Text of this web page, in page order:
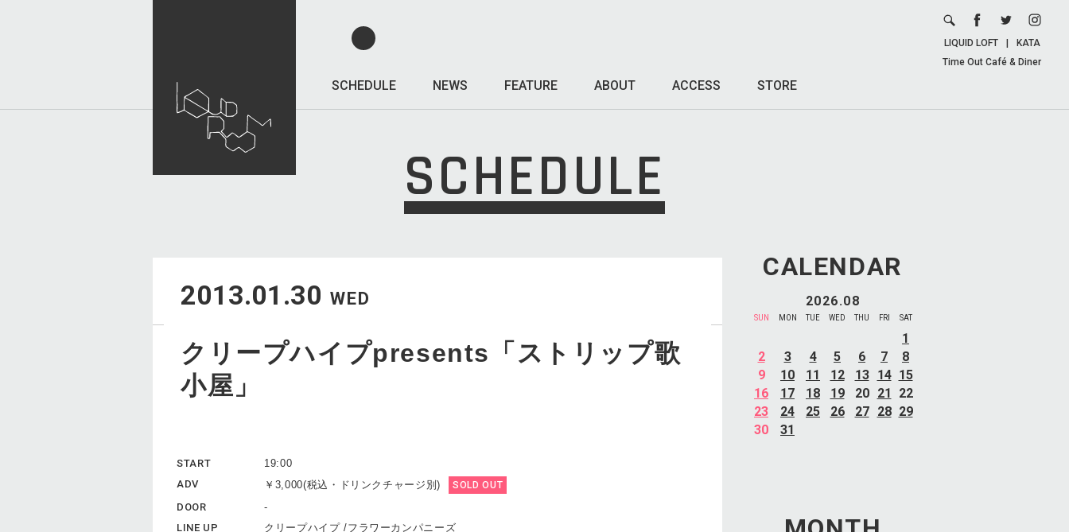
SCHEDULE NEWS FEATURE ABOUT ACCESS STORE
LIQUID LOFT
KATA
Time Out Café & Diner
SCHEDULE
CALENDAR
2026.08
SUN MON TUE WED THU FRI SAT
1
2
3 4 5 6 7
8
9
10 11 12 13 14 15
16
17 18 19 20 21
22
23
24 25 26 27 28 29
30
31
2013.01.30 WED
クリープハイプpresents「ストリップ歌
小屋」
START
19:00
ADV
￥3,000(税込・ドリンクチャージ別) SOLD OUT
DOOR
-
LINE UP
クリープハイプ /フラワーカンパニーズ